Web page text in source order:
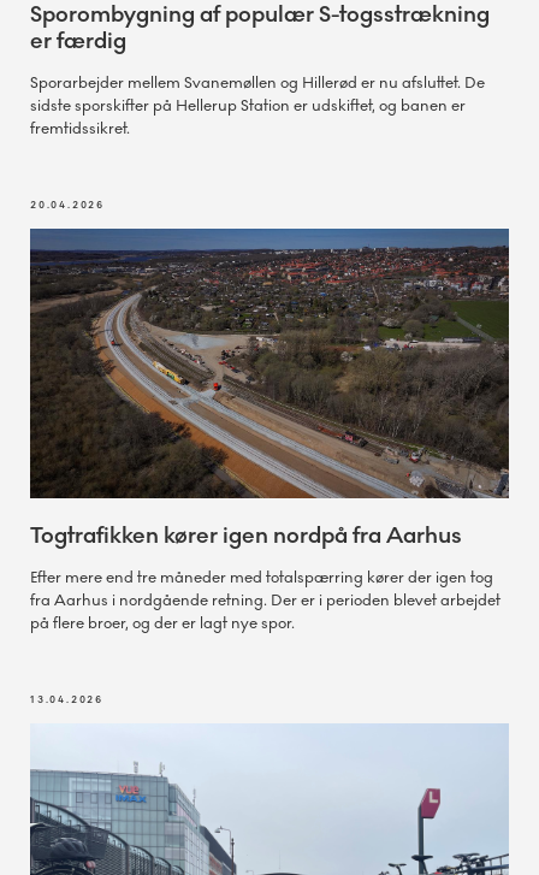
Sporombygning af populær S-togsstrækning
er færdig
Sporarbejder mellem Svanemøllen og Hillerød er nu afsluttet. De
sidste sporskifter på Hellerup Station er udskiftet, og banen er
fremtidssikret.
20.04.2026
Togtrafikken kører igen nordpå fra Aarhus
Efter mere end tre måneder med totalspærring kører der igen tog
fra Aarhus i nordgående retning. Der er i perioden blevet arbejdet
på flere broer, og der er lagt nye spor.
13.04.2026